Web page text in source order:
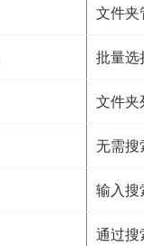
文件夹
批量选
文件夹
无需搜
输入搜
通过搜